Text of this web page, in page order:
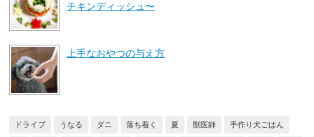
チキンディッシュ〜
上手なおやつの与え方
ドライブ うなる ダニ 落ち着く 夏 獣医師 手作り犬ごはん